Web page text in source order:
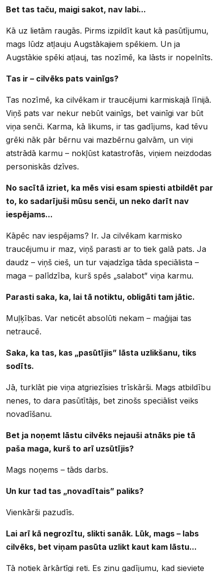
Bet tas taču, maigi sakot, nav labi...
Kā uz lietām raugās. Pirms izpildīt kaut kā pasūtījumu,
mags lūdz atļauju Augstākajiem spēkiem. Un ja
Augstākie spēki atļauj, tas nozīmē, ka lāsts ir nopelnīts.
Tas ir – cilvēks pats vainīgs?
Tas nozīmē, ka cilvēkam ir traucējumi karmiskajā līnijā.
Viņš pats var nekur nebūt vainīgs, bet vainīgi var būt
viņa senči. Karma, kā likums, ir tas gadījums, kad tēvu
grēki nāk pār bērnu vai mazbērnu galvām, un viņi
atstrādā karmu – nokļūst katastrofās, viņiem neizdodas
personiskās dzīves.
No sacītā izriet, ka mēs visi esam spiesti atbildēt par
to, ko sadarījuši mūsu senči, un neko darīt nav
iespējams...
Kāpēc nav iespējams? Ir. Ja cilvēkam karmisko
traucējumu ir maz, viņš parasti ar to tiek galā pats. Ja
daudz – viņš cieš, un tur vajadzīga tāda speciālista –
maga – palīdzība, kurš spēs „salabot” viņa karmu.
Parasti saka, ka, lai tā notiktu, obligāti tam jātic.
Muļķības. Var neticēt absolūti nekam – maģijai tas
netraucē.
Saka, ka tas, kas „pasūtījis” lāsta uzlikšanu, tiks
sodīts.
Jā, turklāt pie viņa atgriezīsies trīskārši. Mags atbildību
nenes, to dara pasūtītājs, bet zinošs speciālist veiks
novadīšanu.
Bet ja noņemt lāstu cilvēks nejauši atnāks pie tā
paša maga, kurš to arī uzsūtījis?
Mags noņems – tāds darbs.
Un kur tad tas „novadītais” paliks?
Vienkārši pazudīs.
Lai arī kā negrozītu, slikti sanāk. Lūk, mags – labs
cilvēks, bet viņam pasūta uzlikt kaut kam lāstu...
Tā notiek ārkārtīgi reti. Es zinu gadījumu, kad sieviete